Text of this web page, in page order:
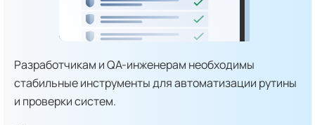
Разработчикам и QA-инженерам необходимы
стабильные инструменты для автоматизации рутины
и проверки систем.